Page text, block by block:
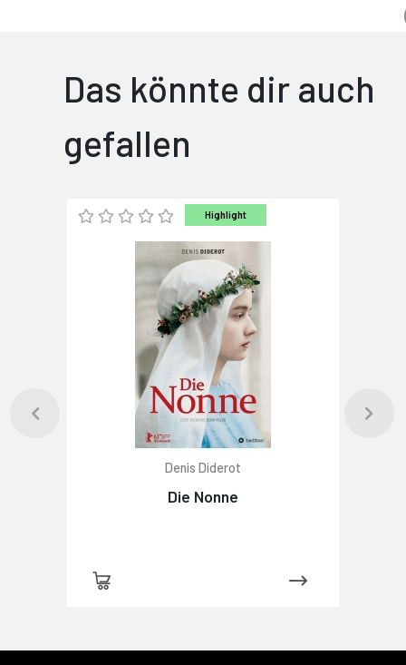
Das könnte dir auch
gefallen
Highlight
Denis Diderot
Die Nonne